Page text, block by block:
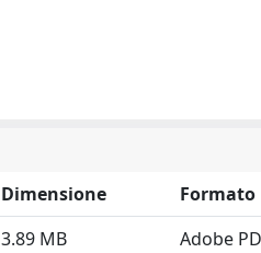
Dimensione
Formato
3.89 MB Adobe